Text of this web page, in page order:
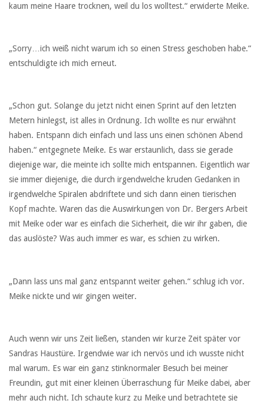
kaum meine Haare trocknen, weil du los wolltest.“ erwiderte Meike.
„Sorry…ich weiß nicht warum ich so einen Stress geschoben habe.“
entschuldigte ich mich erneut.
„Schon gut. Solange du jetzt nicht einen Sprint auf den letzten
Metern hinlegst, ist alles in Ordnung. Ich wollte es nur erwähnt
haben. Entspann dich einfach und lass uns einen schönen Abend
haben.“ entgegnete Meike. Es war erstaunlich, dass sie gerade
diejenige war, die meinte ich sollte mich entspannen. Eigentlich war
sie immer diejenige, die durch irgendwelche kruden Gedanken in
irgendwelche Spiralen abdriftete und sich dann einen tierischen
Kopf machte. Waren das die Auswirkungen von Dr. Bergers Arbeit
mit Meike oder war es einfach die Sicherheit, die wir ihr gaben, die
das auslöste? Was auch immer es war, es schien zu wirken.
„Dann lass uns mal ganz entspannt weiter gehen.“ schlug ich vor.
Meike nickte und wir gingen weiter.
Auch wenn wir uns Zeit ließen, standen wir kurze Zeit später vor
Sandras Haustüre. Irgendwie war ich nervös und ich wusste nicht
mal warum. Es war ein ganz stinknormaler Besuch bei meiner
Freundin, gut mit einer kleinen Überraschung für Meike dabei, aber
mehr auch nicht. Ich schaute kurz zu Meike und betrachtete sie